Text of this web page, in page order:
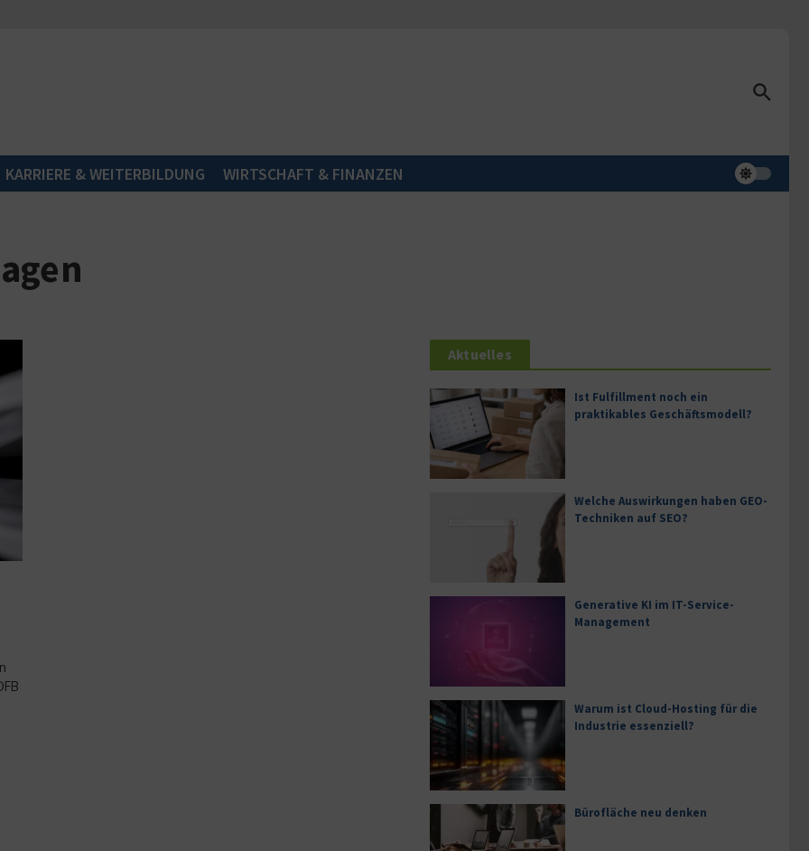
KARRIERE & WEITERBILDUNG WIRTSCHAFT & FINANZEN
Aktuelles
Ist Fulfillment noch ein
praktikables Geschäftsmodell?
Welche Auswirkungen haben GEO-
Techniken auf SEO?
Generative KI im IT-Service-
Management
Warum ist Cloud-Hosting für die
Industrie essenziell?
Bürofläche neu denken